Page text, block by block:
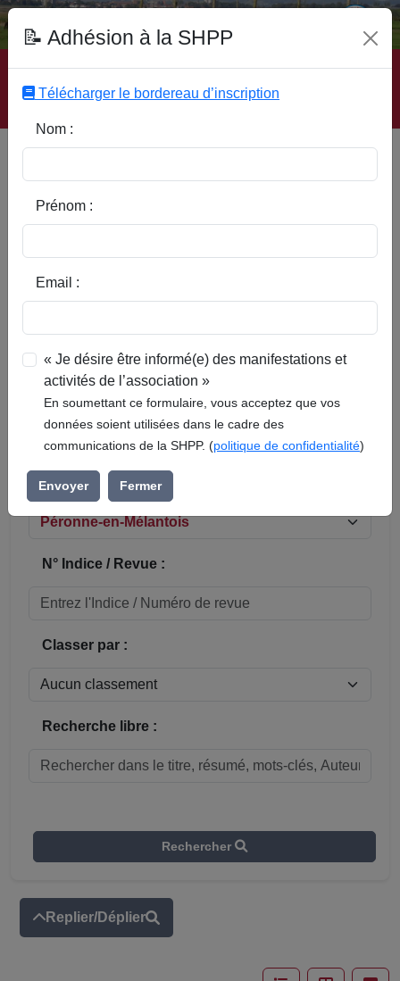
Accueil | Site SHPP | Auteurs | Editeurs | Rubriques |
Sous-Rubriques | Mots-Clefs | Contact
Réinitialiser
Sous-rubrique / Commune :
N° Indice / Revue :
Classer par :
Recherche libre :
Rechercher
Replier/Déplier
📝 Adhésion à la SHPP
Télécharger le bordereau d’inscription
Nom :
Prénom :
Email :
« Je désire être informé(e) des manifestations et
activités de l’association »
En soumettant ce formulaire, vous acceptez que vos
données soient utilisées dans le cadre des
communications de la SHPP. (politique de confidentialité)
Envoyer Fermer